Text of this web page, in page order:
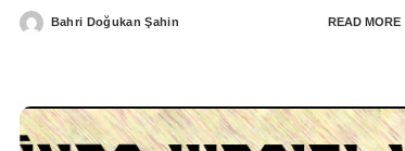
PostedBahri Doğukan Şahin READ MORE